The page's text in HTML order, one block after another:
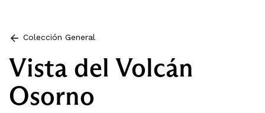
Colección General
Vista del Volcán
Osorno